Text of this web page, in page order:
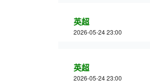
英超
2026-05-24 23:00
英超
2026-05-24 23:00